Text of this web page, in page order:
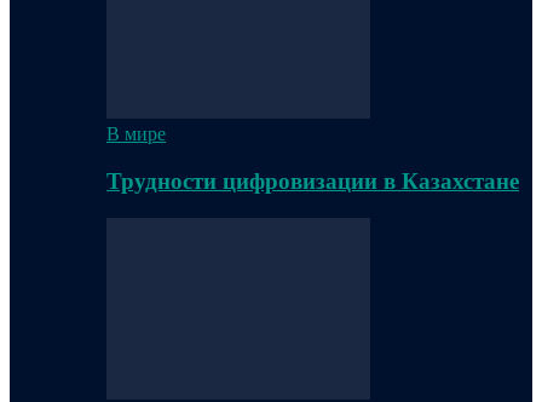
В мире
Трудности цифровизации в Казахстане